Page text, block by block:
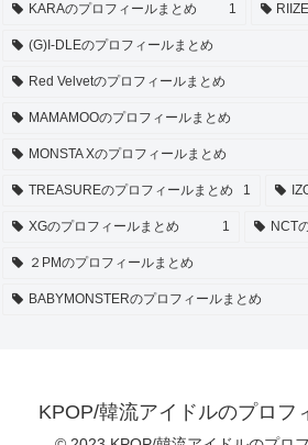
KARAのプロフィールまとめ 1
(G)I-DLEのプロフィールまとめ
Red Velvetのプロフィールまとめ
MAMAMOOのプロフィールまとめ
MONSTA Xのプロフィールまとめ
TREASUREのプロフィールまとめ 1
XGのプロフィールまとめ 1 NCT
２PMのプロフィールまとめ
BABYMONSTERのプロフィールまとめ
KPOP/韓流アイドルのプロフ